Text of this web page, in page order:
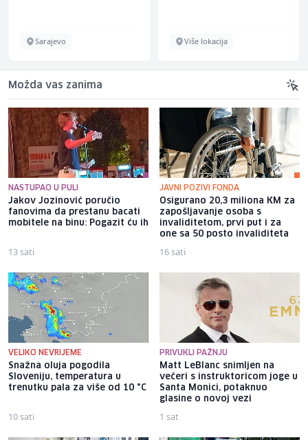
Sarajevo Više lokacija
Možda vas zanima
NASTUPAO U PULI
Jakov Jozinović poručio
fanovima da prestanu bacati
mobitele na binu: Pogazit ću ih
13 sati
JAVNI POZIVI FONDA
Osigurano 20,3 miliona KM za
zapošljavanje osoba s
invaliditetom, prvi put i za
one sa 50 posto invaliditeta
16 sati
VELIKO NEVRIJEME
Snažna oluja pogodila
Sloveniju, temperatura u
trenutku pala za više od 10 °C
10 sati
PRIVUKLI PAŽNJU
Matt LeBlanc snimljen na
večeri s instruktoricom joge u
Santa Monici, potaknuo
glasine o novoj vezi
1 sat